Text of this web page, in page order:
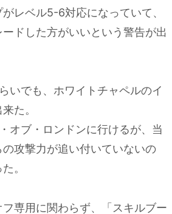
レベル5-6対応になっていて、
ドした方がいいという警告が出
いでも、ホワイトチャペルのイ
た。
オブ・ロンドンに行けるが、当
攻撃力が追い付いていないの
。
専用に関わらず、「スキルブー